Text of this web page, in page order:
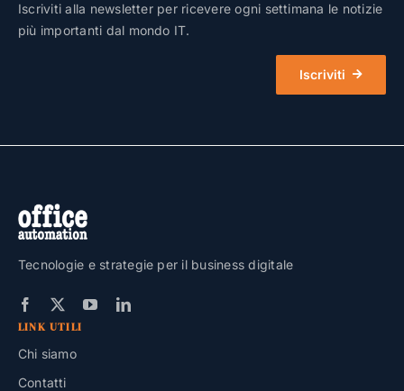
Iscriviti alla newsletter per ricevere ogni settimana le notizie
più importanti dal mondo IT.
Iscriviti
Tecnologie e strategie per il business digitale
LINK UTILI
Chi siamo
Contatti